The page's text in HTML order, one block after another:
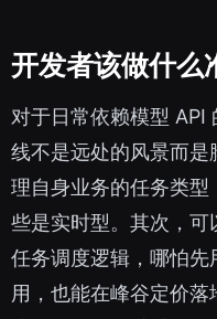
开发者该做什么
对于日常依赖模型 API
线不是远处的风景而
理自身业务的任务类
些是实时型。其次，
任务调度逻辑，哪怕
用，也能在峰谷定价